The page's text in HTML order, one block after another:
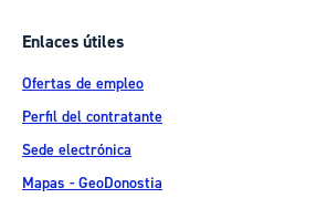
Enlaces útiles
Ofertas de empleo
Perfil del contratante
Sede electrónica
Mapas - GeoDonostia